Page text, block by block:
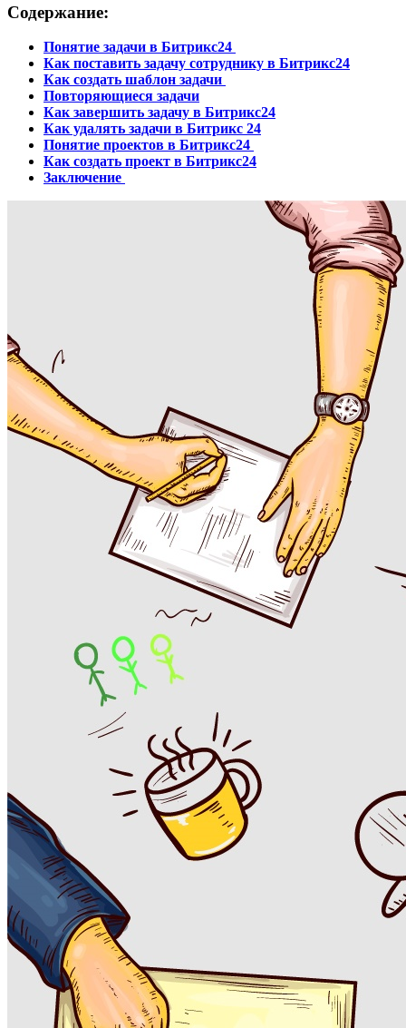
Содержание:
Понятие задачи в Битрикс24
Какпоставить задачу сотруднику в Битрикс24
Как создать шаблон задачи
Повторяющиеся задачи
Какзавершить задачу в Битрикс24
Как удалять задачи в Битрикс 24
Понятие проектов в Битрикс24
Как создать проект в Битрикс24
Заключение